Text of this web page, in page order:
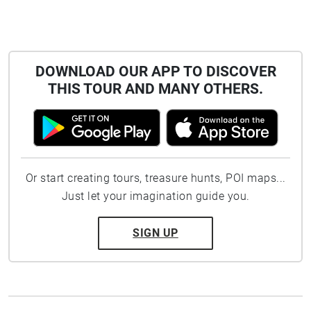
DOWNLOAD OUR APP TO DISCOVER
THIS TOUR AND MANY OTHERS.
Or start creating tours, treasure hunts, POI maps...
Just let your imagination guide you.
SIGN UP